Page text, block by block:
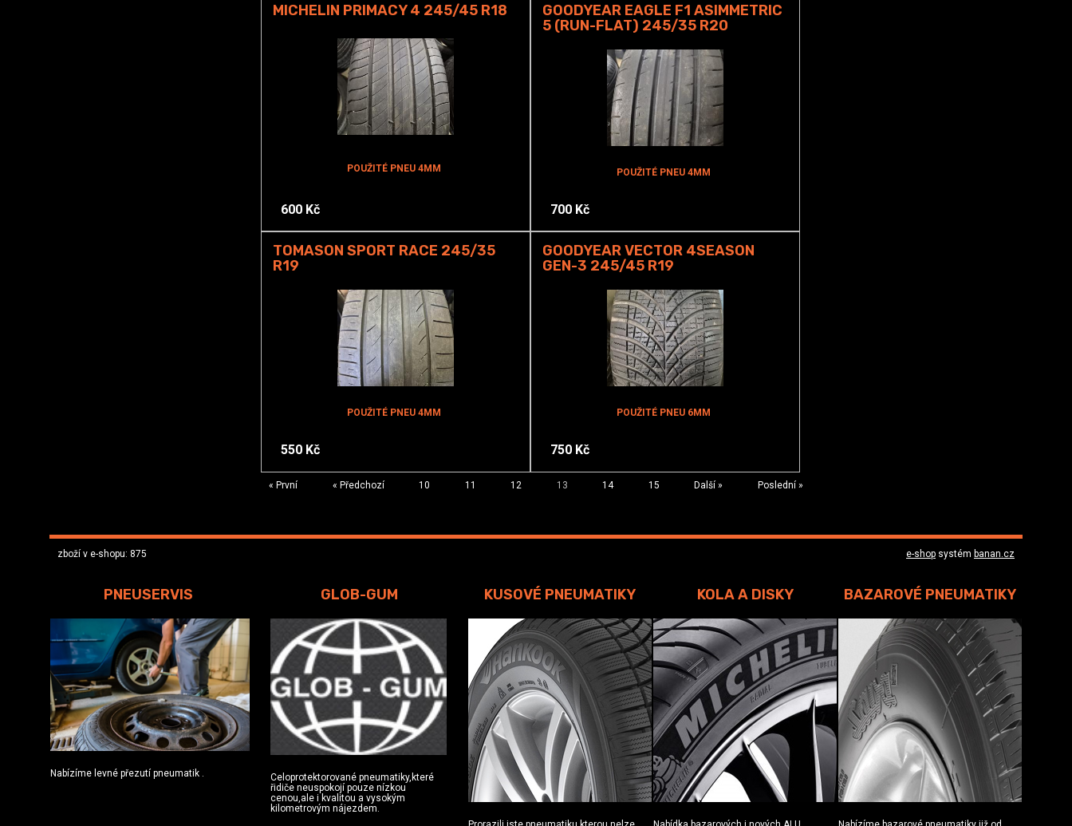
MICHELIN PRIMACY 4 245/45 R18
POUŽITÉ PNEU 4MM
600 Kč
GOODYEAR EAGLE F1 ASIMMETRIC
5 (RUN-FLAT) 245/35 R20
POUŽITÉ PNEU 4MM
700 Kč
TOMASON SPORT RACE 245/35
R19
POUŽITÉ PNEU 4MM
550 Kč
GOODYEAR VECTOR 4SEASON
GEN-3 245/45 R19
POUŽITÉ PNEU 6MM
750 Kč
« První « Předchozí 10 11 12 13 14 15 Další » Poslední »
zboží v e-shopu: 875 e-shop systém banan.cz
PNEUSERVIS
Nabízíme levné přezutí pneumatik .
GLOB-GUM
Celoprotektorované pneumatiky,které
řidiče neuspokojí pouze nízkou
cenou,ale i kvalitou a vysokým
kilometrovým nájezdem.
KUSOVÉ PNEUMATIKY KOLA A DISKY BAZAROVÉ PNEUMATIKY